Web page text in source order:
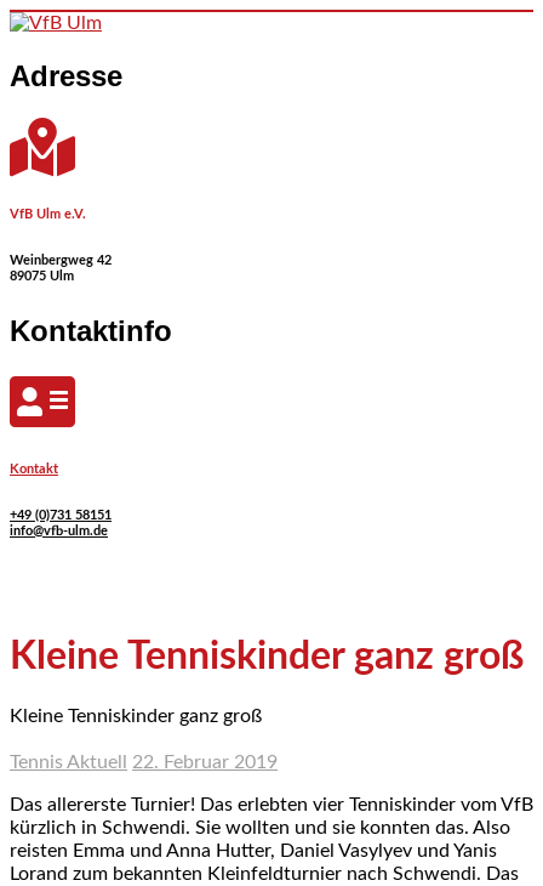
Skip to content
Adresse
VfB Ulm e.V.
Weinbergweg 42
89075 Ulm
Kontaktinfo
Kontakt
+49 (0)731 58151
info@vfb-ulm.de
Kleine Tenniskinder ganz groß
Kleine Tenniskinder ganz groß
Tennis Aktuell 22. Februar 2019
Das allererste Turnier! Das erlebten vier Tenniskinder vom VfB
kürzlich in Schwendi. Sie wollten und sie konnten das. Also
reisten Emma und Anna Hutter, Daniel Vasylyev und Yanis
Lorand zum bekannten Kleinfeldturnier nach Schwendi. Das